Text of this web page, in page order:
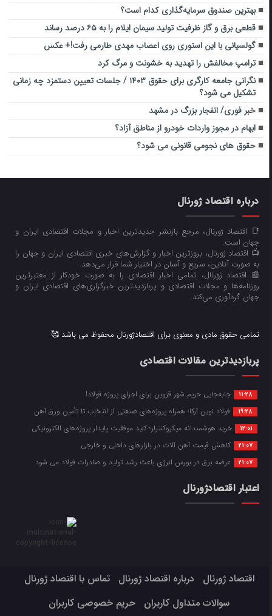
بهترین صندوق سرمایه‌گذاری کدام است؟
قطعی برق و گاز ظرفیت تولید سیمان ایلام را به ۶۵ درصد رساند‌
گولسیانی با این استوری روی اعصاب مهدی طارمی رفت!+ عکس
ترامپ مخالفش را تهدید به خشونت و مرگ کرد
نگرانی جامعه کارگری برای حقوق ۱۴۰۳ / جلسات تعیین دستمزد چه زمانی
تشکیل می شود؟
خبر فوری/ انفجار بزرگ در مشهد
ابهام در مجوز واردات خودرو از مناطق آزاد؟
حقوق های نجومی قانونی می شود؟
درباره اقتصاد ژورنال
📑 اقتصاد ژورنال، مرجع بازنشر جدیدترین اخبار و مجلات اقتصادی ایران و
جهان است.
📺 اقتصاد ژورنال، بروزترین اخبار و گزارش‌های خبری اقتصادی ایران و جهان را
به صورت آنلاین، سریع و آسان در اختیار شما قرار می‌‌دهد.
📰 اقتصاد ژورنال، تمامی اخبار اقتصادی را به صورت خودکار از معتبرترین
روزنامه‌ها و مجلات اقتصادی و پربازدیدترین خبرگزاری‌های اقتصادی ایران و
جهان گردآوری می‌کند.
تمامی حقوق مادی و معنوی برای اقتصادژورنال محفوظ می باشد 🥰
پربازدیدترین مقالات اقتصادی
11:28 جابه‌جایی حریم شهر قزوین برای اجرای پروژه فولاد!
19:28 فولاد نوین آرکا؛ همراه پروژه‌های صنعتی از انتخاب تا تأمین ورق آهن
12:01 خرید هوشمندانه میکروکنترلر؛ کلید موفقیت پایدار پروژه‌های الکترونیکی
21:07 کاهش قیمت آهن آلات در بازارهای داخلی و خارجی
21:07 عرضه برق در بورس انرژی باعث رشد تولید و صادرات فولاد می شود
اعتبار اقتصادژورنال
اقتصاد ژورنال درباره اقتصاد ژورنال
تماس با اقتصاد ژورنال
سوالات متداول کاربران
حریم خصوصی کاربران